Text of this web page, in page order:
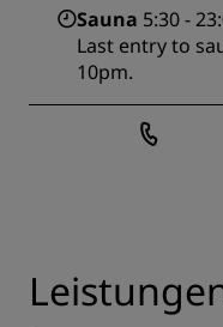
Sauna 5:30 -
Last entry to
10pm.